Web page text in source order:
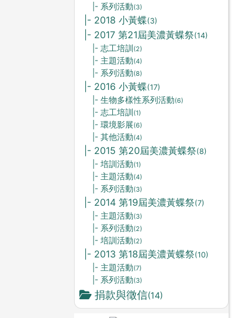
|- 系列活動(3)
|- 2018 小黃蝶(3)
|- 2017 第21屆美濃黃蝶祭(14)
|- 志工培訓 (2)
|- 主題活動(4)
|- 系列活動(8)
|- 2016 小黃蝶(17)
|- 生物多樣性系列活動(6)
|- 志工培訓 (1)
|- 環境影展(6)
|- 其他活動(4)
|- 2015 第20屆美濃黃蝶祭(8)
|- 培訓活動(1)
|- 主題活動(4)
|- 系列活動(3)
|- 2014 第19屆美濃黃蝶祭(7)
|- 主題活動(3)
|- 系列活動(2)
|- 培訓活動(2)
|- 2013 第18屆美濃黃蝶祭(10)
|- 主題活動(7)
|- 系列活動(3)
捐款與徵信(14)